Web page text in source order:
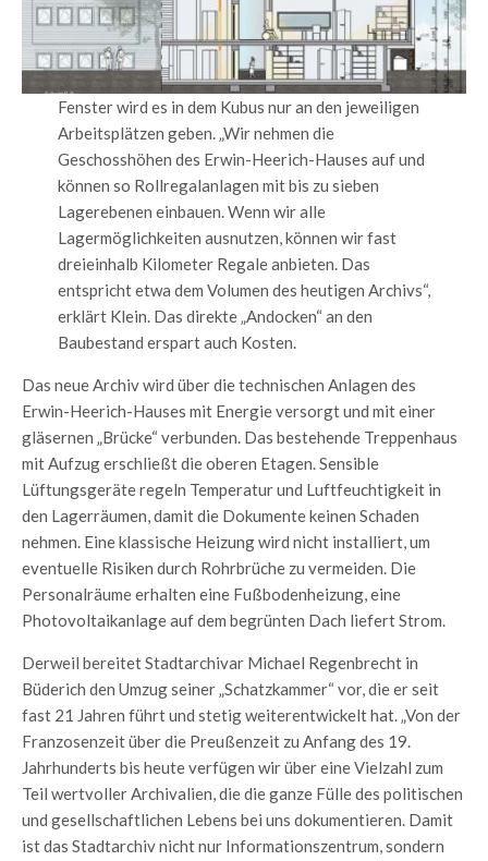
Fenster wird es in dem Kubus nur an den jeweiligen
Arbeitsplätzen geben. „Wir nehmen die
Geschosshöhen des Erwin-Heerich-Hauses auf und
können so Rollregalanlagen mit bis zu sieben
Lagerebenen einbauen. Wenn wir alle
Lagermöglichkeiten ausnutzen, können wir fast
dreieinhalb Kilometer Regale anbieten. Das
entspricht etwa dem Volumen des heutigen Archivs“,
erklärt Klein. Das direkte „Andocken“ an den
Baubestand erspart auch Kosten.
Das neue Archiv wird über die technischen Anlagen des
Erwin-Heerich-Hauses mit Energie versorgt und mit einer
gläsernen „Brücke“ verbunden. Das bestehende Treppenhaus
mit Aufzug erschließt die oberen Etagen. Sensible
Lüftungsgeräte regeln Temperatur und Luftfeuchtigkeit in
den Lagerräumen, damit die Dokumente keinen Schaden
nehmen. Eine klassische Heizung wird nicht installiert, um
eventuelle Risiken durch Rohrbrüche zu vermeiden. Die
Personalräume erhalten eine Fußbodenheizung, eine
Photovoltaikanlage auf dem begrünten Dach liefert Strom.
Derweil bereitet Stadtarchivar Michael Regenbrecht in
Büderich den Umzug seiner „Schatzkammer“ vor, die er seit
fast 21 Jahren führt und stetig weiterentwickelt hat. „Von der
Franzosenzeit über die Preußenzeit zu Anfang des 19.
Jahrhunderts bis heute verfügen wir über eine Vielzahl zum
Teil wertvoller Archivalien, die die ganze Fülle des politischen
und gesellschaftlichen Lebens bei uns dokumentieren. Damit
ist das Stadtarchiv nicht nur Informationszentrum, sondern